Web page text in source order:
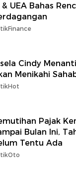
& UEA Bahas
Cindy
Menikahi
Pajak
Bulan Ini,
Tentu Ada